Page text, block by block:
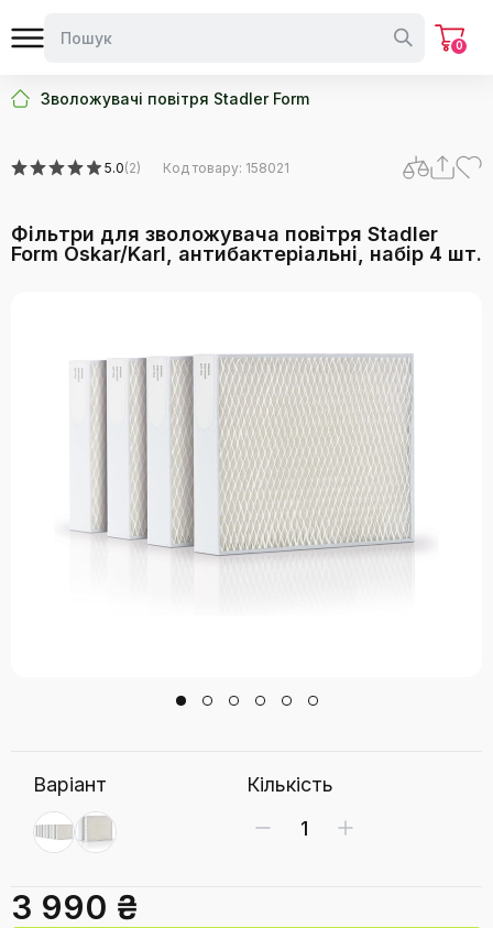
0
Зволожувачі повітря Stadler Form
5.0(2) Код товару: 158021
Фільтри для зволожувача повітря Stadler
Form Oskar/Karl, антибактеріальні, набір 4 шт.
Варіант Кількість
3 990 ₴